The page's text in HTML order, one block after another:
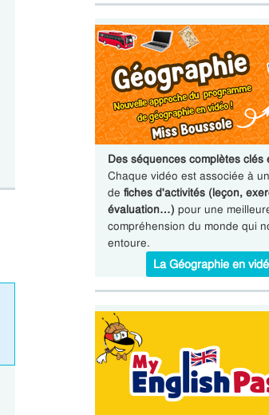
Des séquences complètes clés
Chaque vidéo est associée à
de fiches d'activités (leçon,
évaluation…) pour une
compréhension du monde qui
entoure.
La Géographie en